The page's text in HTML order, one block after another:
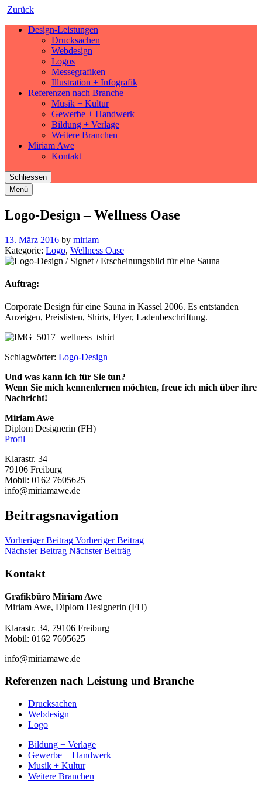
Zurück
Design-Leistungen
Drucksachen
Webdesign
Logos
Messegrafiken
Illustration + Infografik
Referenzen nach Branche
Musik + Kultur
Gewerbe + Handwerk
Bildung + Verlage
Weitere Branchen
Miriam Awe
Kontakt
Schliessen
Menü
Logo-Design – Wellness Oase
13. März 2016 by miriam
Kategorie: Logo, Wellness Oase
Auftrag:
Corporate Design für eine Sauna in Kassel 2006. Es entstanden
Anzeigen, Preislisten, Shirts, Flyer, Ladenbeschriftung.
Schlagwörter: Logo-Design
Und was kann ich für Sie tun?
Wenn Sie mich kennenlernen möchten, freue ich mich über ihre
Nachricht!
Miriam Awe
Diplom Designerin (FH)
Profil
Klarastr. 34
79106 Freiburg
Mobil: 0162 7605625
info@miriamawe.de
Beitragsnavigation
Vorheriger Beitrag Vorheriger Beitrag
Nächster Beitrag Nächster Beiträg
Kontakt
Grafikbüro Miriam Awe
Miriam Awe, Diplom Designerin (FH)
Klarastr. 34, 79106 Freiburg
Mobil: 0162 7605625
info@miriamawe.de
Referenzen nach Leistung und Branche
Drucksachen
Webdesign
Logo
Bildung + Verlage
Gewerbe + Handwerk
Musik + Kultur
Weitere Branchen